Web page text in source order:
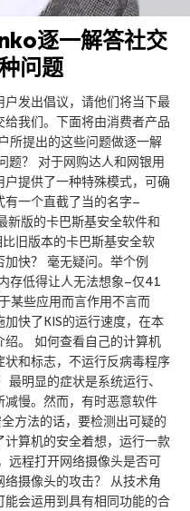
逐一解答社交
问题
发出倡议，请他们将当下最
我们。下面将由消费者产品
所提出的这些问题做逐一解
题？ 对于网购达人和网银用
提供了一种特殊模式，可确
有一个直截了当的名字–
版的卡巴斯基安全软件和
旧版本的卡巴斯基安全软
快？ 毫无疑问。举个例
存低得让人无法想象–仅41
某些应用而言作用不言而
快了KIS的运行速度，在本
。 如何查看自己的计算机
和标志，不运行反病毒程序
明显的症状是系统运行、
慢。然而，有时恶意软件
方法的话，要检测出可疑的
算机的安全着想，运行一款
远程打开网络摄像头是否可
摄像头的攻击？ 从技术角
会运用到具有相同功能的合